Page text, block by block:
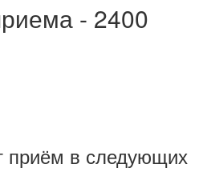
- 2400
приём в следующих